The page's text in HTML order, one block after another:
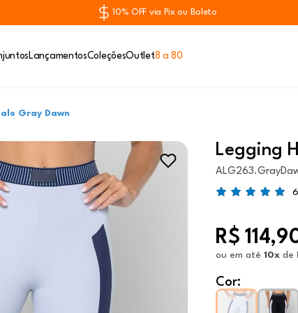
10% OFF via Pix ou Boleto
LançamentosColeçõesOutlet8 a 80
Gray Dawn
Legging
R$
ou em até 10x de
Cor: